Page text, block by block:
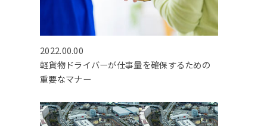
2022.00.00
軽貨物ドライバーが仕事量を確保するための
重要なマナー